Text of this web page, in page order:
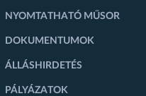
NYOMTATHATÓ MŰSOR
DOKUMENTUMOK
ÁLLÁSHIRDETÉS
PÁLYÁZATOK